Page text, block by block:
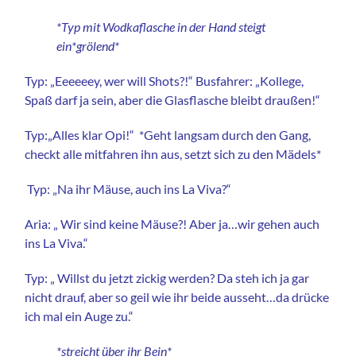
*Typ mit Wodkaflasche in der Hand steigt
ein*grölend*
Typ: „Eeeeeey, wer will Shots?!“ Busfahrer: „Kollege,
Spaß darf ja sein, aber die Glasflasche bleibt draußen!“
Typ:„Alles klar Opi!“ *Geht langsam durch den Gang,
checkt alle mitfahren ihn aus, setzt sich zu den Mädels*
Typ: „Na ihr Mäuse, auch ins La Viva?“
Aria: „ Wir sind keine Mäuse?! Aber ja…wir gehen auch
ins La Viva.“
Typ: „ Willst du jetzt zickig werden? Da steh ich ja gar
nicht drauf, aber so geil wie ihr beide ausseht…da drücke
ich mal ein Auge zu.“
*streicht über ihr Bein*